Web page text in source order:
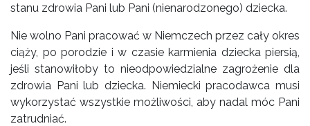
stanu zdrowia Pani lub Pani (nienarodzonego) dziecka.
Nie wolno Pani pracować w Niemczech przez cały okres
ciąży, po porodzie i w czasie karmienia dziecka piersią,
jeśli stanowiłoby to nieodpowiedzialne zagrożenie dla
zdrowia Pani lub dziecka. Niemiecki pracodawca musi
wykorzystać wszystkie możliwości, aby nadal móc Pani
zatrudniać.